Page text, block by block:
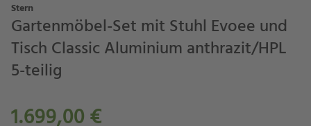
Stern
Gartenmöbel-Set mit Stuhl Evoee und
Tisch Classic Aluminium anthrazit/HPL
5-teilig
1.699,00 €